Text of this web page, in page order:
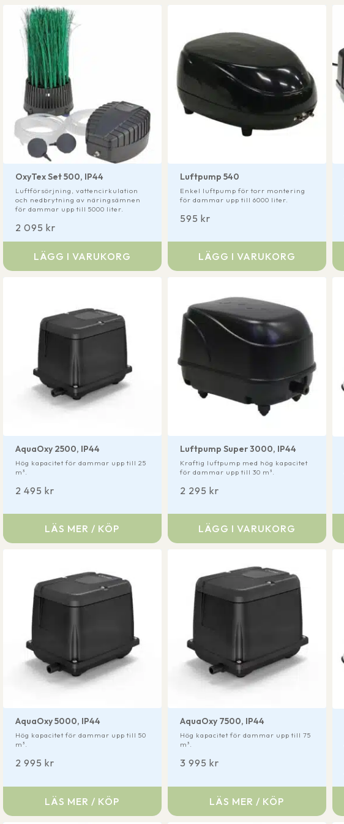
OxyTex Set 500, IP44
2 095 kr
Luftförsörjning, vattencirkulation
och nedbrytning av näringsämnen
för dammar upp till 5000 liter.
LÄGG I VARUKORG
Luftpump 540
595 kr
Enkel luftpump för torr montering
för dammar upp till 6000 liter.
LÄGG I VARUKORG
AquaOxy 2500, IP44
2 495 kr
Hög kapacitet för dammar upp till 25
m³.
LÄS MER / KÖP
Luftpump Super 3000, IP44
2 295 kr
Kraftig luftpump med hög kapacitet
för dammar upp till 30 m³.
LÄGG I VARUKORG
AquaOxy 5000, IP44
2 995 kr
Hög kapacitet för dammar upp till 50
m³.
LÄS MER / KÖP
AquaOxy 7500, IP44
3 995 kr
Hög kapacitet för dammar upp till 75
m³.
LÄS MER / KÖP